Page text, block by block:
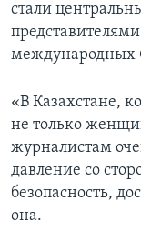
стали
«В Казахстане,
не только
журналистам
давление со
безопасность,
она.